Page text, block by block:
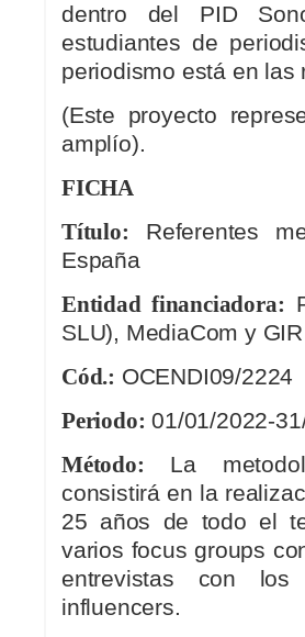
dentro del PID
estudiantes de
periodismo está en las
(Este proyecto
amplío).
FICHA
Título: Referentes
España
Entidad financiadora:
SLU), MediaCom y
Cód.: OCENDI09/2224
Periodo: 01/01/2022-
Método: La
consistirá en la
25 años de todo el
varios focus groups
entrevistas con
influencers.